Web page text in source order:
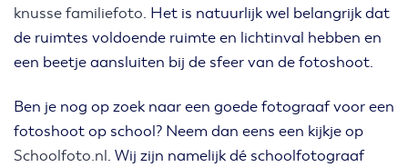
knusse familiefoto. Het is natuurlijk wel belangrijk dat
de ruimtes voldoende ruimte en lichtinval hebben en
een beetje aansluiten bij de sfeer van de fotoshoot.
Ben je nog op zoek naar een goede fotograaf voor een
fotoshoot op school? Neem dan eens een kijkje op
Schoolfoto.nl. Wij zijn namelijk dé schoolfotograaf